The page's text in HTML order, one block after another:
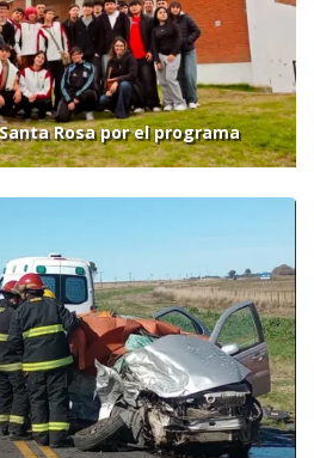
Rosa por el programa